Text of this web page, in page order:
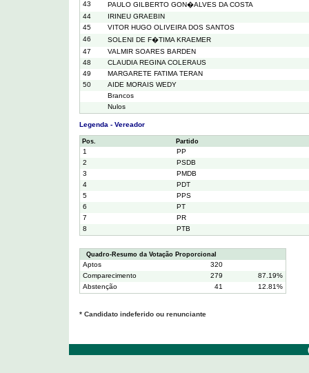
43
PAULO GILBERTO GON�ALVES DA COSTA
44
IRINEU GRAEBIN
45
VITOR HUGO OLIVEIRA DOS SANTOS
46
SOLENI DE F�TIMA KRAEMER
47
VALMIR SOARES BARDEN
48
CLAUDIA REGINA COLERAUS
49
MARGARETE FATIMA TERAN
50
AIDE MORAIS WEDY
Brancos
Nulos
Legenda - Vereador
Pos. Partido
1
PP
2
PSDB
3
PMDB
4
PDT
5
PPS
6
PT
7
PR
8
PTB
Quadro-Resumo da Votação Proporcional
Aptos
320
Comparecimento
279
87.19%
Abstenção
41 12.81%
* Candidato indeferido ou renunciante